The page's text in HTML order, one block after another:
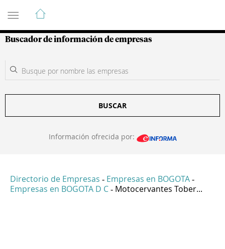
Guía de Empresas Colombianas
Buscador de información de empresas
BUSCAR
Información ofrecida por:
Directorio de Empresas - Empresas en BOGOTA -
Empresas en BOGOTA D C - Motocervantes Tober...